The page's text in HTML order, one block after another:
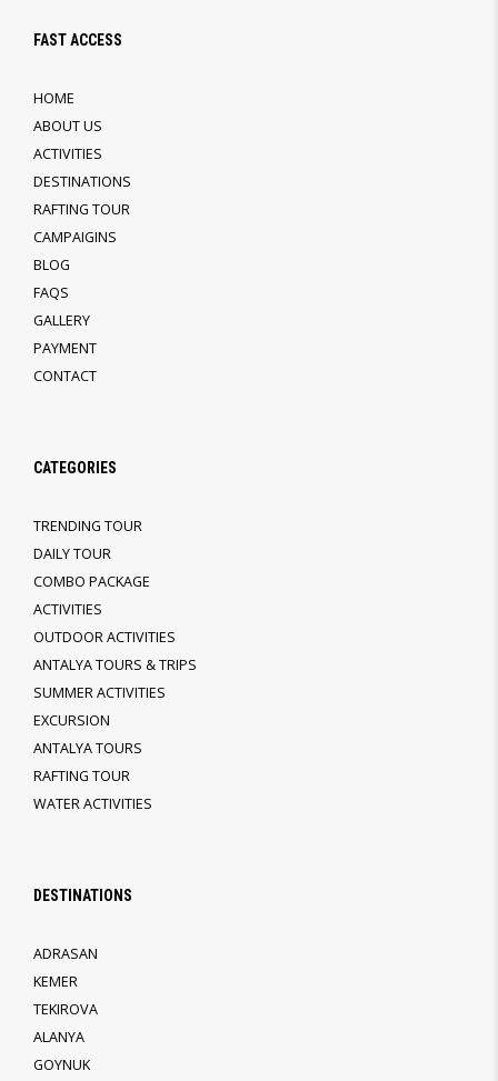
FAST ACCESS
HOME
ABOUT US
ACTIVITIES
DESTINATIONS
RAFTING TOUR
CAMPAIGINS
BLOG
FAQS
GALLERY
PAYMENT
CONTACT
CATEGORIES
TRENDING TOUR
DAILY TOUR
COMBO PACKAGE
ACTIVITIES
OUTDOOR ACTIVITIES
ANTALYA TOURS & TRIPS
SUMMER ACTIVITIES
EXCURSION
ANTALYA TOURS
RAFTING TOUR
WATER ACTIVITIES
DESTINATIONS
ADRASAN
KEMER
TEKIROVA
ALANYA
GOYNUK